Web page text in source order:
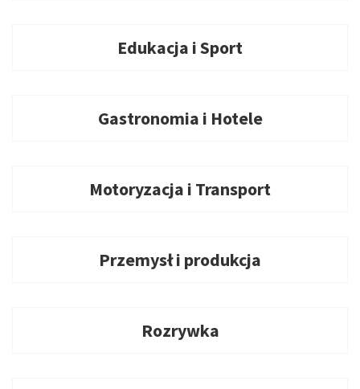
Edukacja i Sport
Gastronomia i Hotele
Motoryzacja i Transport
Przemysł i produkcja
Rozrywka